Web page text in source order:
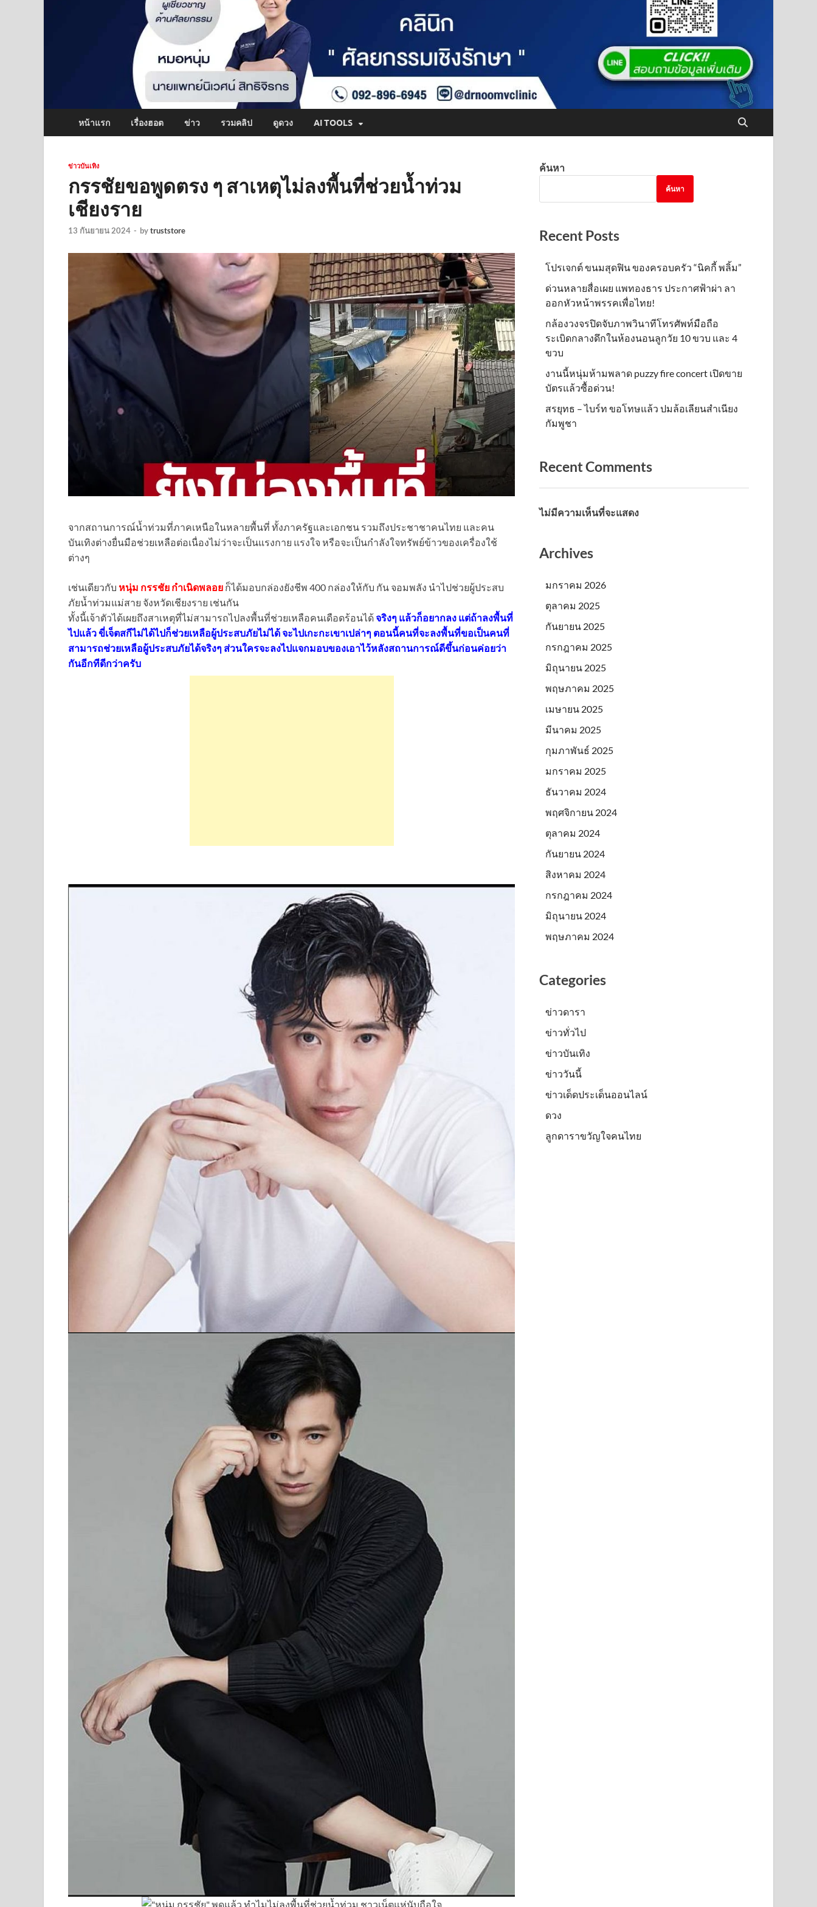
หน้าแรก เรื่องฮอต ข่าว รวมคลิป ดูดวง AI TOOLS
ข่าวบันเทิง
กรรชัยขอพูดตรง ๆ สาเหตุไม่ลงพื้นที่ช่วยน้ำท่วม
เชียงราย
13 กันยายน 2024 - bytruststore
จากสถานการณ์น้ำท่วมที่ภาคเหนือในหลายพื้นที่ ทั้งภาครัฐและเอกชน รวมถึงประชาชาคนไทย และคน
บันเทิงต่างยื่นมือช่วยเหลือต่อเนื่องไม่ว่าจะเป็นแรงกาย แรงใจ หรือจะเป็นกำลังใจทรัพย์ข้าวของเครื่องใช้
ต่างๆ
เช่นเดียวกับ หนุ่ม กรรชัย กำเนิดพลอย ก็ได้มอบกล่องยังชีพ 400 กล่องให้กับ กัน จอมพลัง นำไปช่วยผู้ประสบ
ภัยน้ำท่วมแม่สาย จังหวัดเชียงราย เช่นกัน
ทั้งนี้เจ้าตัวได้เผยถึงสาเหตุที่ไม่สามารถไปลงพื้นที่ช่วยเหลือคนเดือดร้อนได้จริงๆ แล้วก็อยากลง แต่ถ้าลงพื้นที่
ไปแล้ว ขี่เจ็ตสกีไม่ได้ไปก็ช่วยเหลือผู้ประสบภัยไม่ได้ จะไปเกะกะเขาเปล่าๆ ตอนนี้คนที่จะลงพื้นที่ขอเป็นคนที่
สามารถช่วยเหลือผู้ประสบภัยได้จริงๆ ส่วนใครจะลงไปแจกมอบของเอาไว้หลังสถานการณ์ดีขึ้นก่อนค่อยว่า
กันอีกทีดีกว่าครับ
ค้นหา
ค้นหา
Recent Posts
โปรเจกต์ ขนมสุดฟิน ของครอบครัว “นิคกี้ พลิ้ม”
ด่วนหลายสื่อเผย แพทองธาร ประกาศฟ้าผ่า ลา
ออกหัวหน้าพรรคเพื่อไทย!
กล้องวงจรปิดจับภาพวินาทีโทรศัพท์มือถือ
ระเบิดกลางดึกในห้องนอนลูกวัย 10 ขวบ และ 4
ขวบ
งานนี้หนุ่มห้ามพลาด puzzy fire concert เปิดขาย
บัตรแล้วซื้อด่วน!
สรยุทธ – ไบร์ท ขอโทษแล้ว ปมล้อเลียนสำเนียง
กัมพูชา
Recent Comments
ไม่มีความเห็นที่จะแสดง
Archives
มกราคม 2026
ตุลาคม 2025
กันยายน 2025
กรกฎาคม 2025
มิถุนายน 2025
พฤษภาคม 2025
เมษายน 2025
มีนาคม 2025
กุมภาพันธ์ 2025
มกราคม 2025
ธันวาคม 2024
พฤศจิกายน 2024
ตุลาคม 2024
กันยายน 2024
สิงหาคม 2024
กรกฎาคม 2024
มิถุนายน 2024
พฤษภาคม 2024
Categories
ข่าวดารา
ข่าวทั่วไป
ข่าวบันเทิง
ข่าววันนี้
ข่าวเด็ดประเด็นออนไลน์
ดวง
ลูกดาราขวัญใจคนไทย